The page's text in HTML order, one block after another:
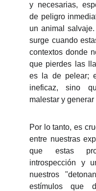
y necesarias,
de peligro
un animal
surge cuando
contextos donde
que pierdes las
es la de pelear;
ineficaz, sino
malestar y
Por lo tanto, es
entre nuestras
que estas
introspección y
nuestros
estímulos que